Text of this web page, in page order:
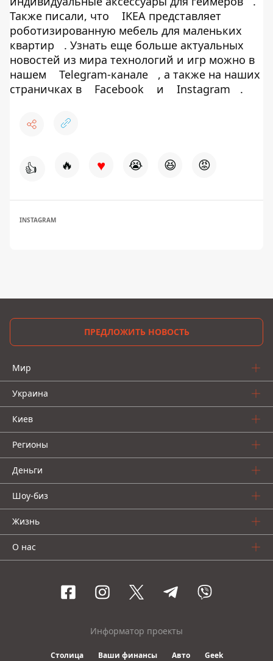
Также писали, что
IKEA представляет
роботизированную мебель для маленьких
квартир
. Узнать еще больше актуальных
новостей из мира технологий и игр можно в
нашем
Telegram-канале
, а также на наших
страничках в
Facebook и Instagram .
👍 🔥 ♥ 😭 😆 😡
INSTAGRAM
ПРЕДЛОЖИТЬ НОВОСТЬ
Мир
Украина
Киев
Регионы
Деньги
Шоу-биз
Жизнь
О нас
Информатор проекты
Столица Ваши финансы Авто Geek